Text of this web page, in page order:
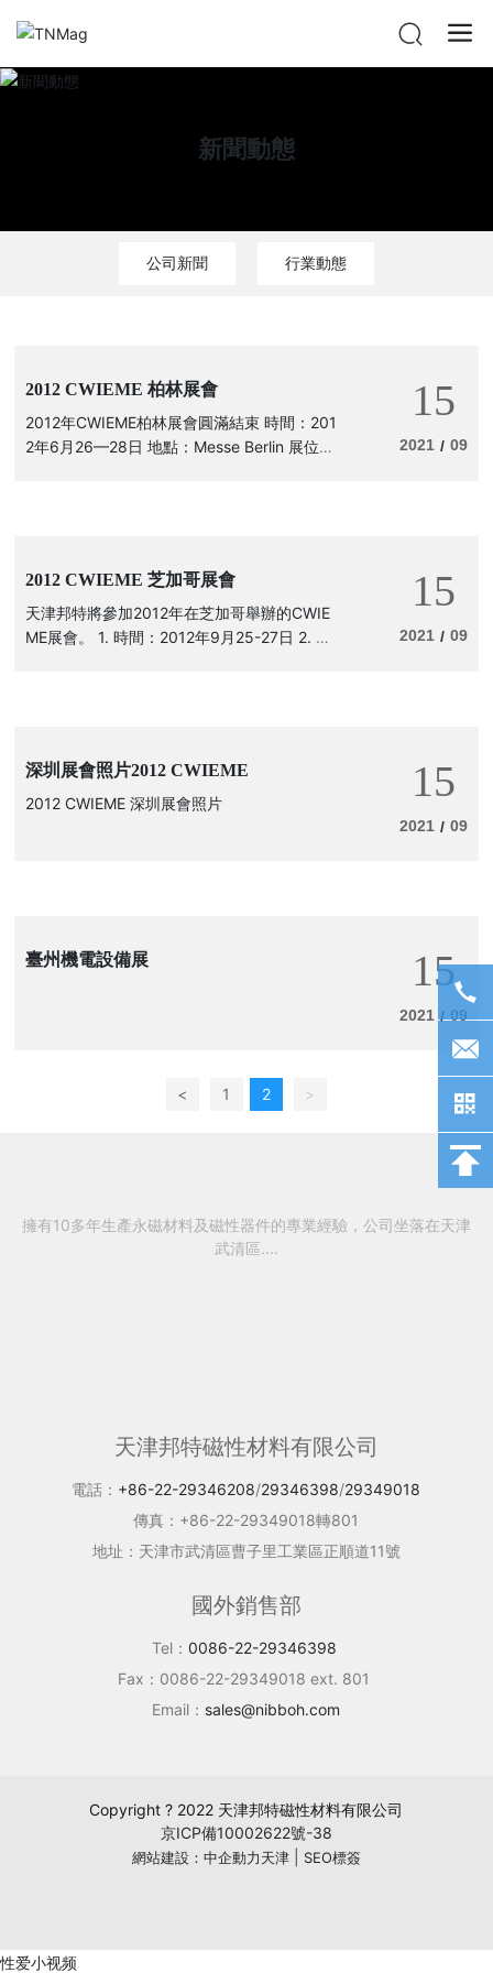
新聞動態
公司新聞 行業動態
2012 CWIEME 柏林展會
2012年CWIEME柏林展會圓滿結束 時間：201
2年6月26—28日 地點：Messe Berlin 展位
15
2021 / 09
2012 CWIEME 芝加哥展會
天津邦特將參加2012年在芝加哥舉辦的CWIE
ME展會。 1. 時間：2012年9月25-27日 2. 地
15
2021 / 09
深圳展會照片2012 CWIEME
2012 CWIEME 深圳展會照片
15
2021 / 09
臺州機電設備展 15
2021 / 09
< 1 2 >
擁有10多年生產永磁材料及磁性器件的專業經驗，公司坐落在天津
武清區....
天津邦特磁性材料有限公司
電話： +86-22-29346208/29346398/29349018
傳真：+86-22-29349018轉801
地址：天津市武清區曹子里工業區正順道11號
國外銷售部
Tel： 0086-22-29346398
Fax：0086-22-29349018 ext. 801
Email： sales@nibboh.com
Copyright ? 2022 天津邦特磁性材料有限公司
京ICP備10002622號-38
網站建設：中企動力天津| SEO標簽
性爱小视频